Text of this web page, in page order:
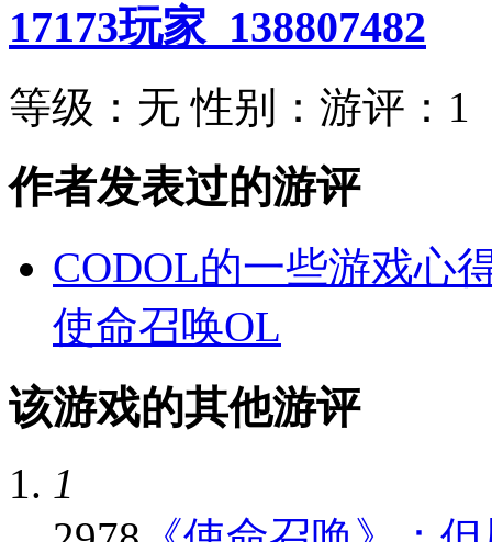
17173玩家_138807482
等级： 无 性别： 游评： 1
作者发表过的游评
CODOL的一些游戏心
使命召唤OL
该游戏的其他游评
1